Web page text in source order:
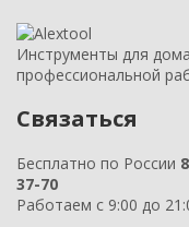
Инструменты для
профессиональной
Связаться
Бесплатно по России
37-70
Работаем с 9:00 до